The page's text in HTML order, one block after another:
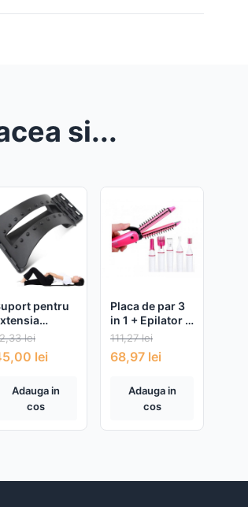
si...
pentru
lei
lei
Adauga in
cos
Placa de par 3
in 1 + Epilator 5
in 1
111,27lei
68,97 lei
Adauga in
cos